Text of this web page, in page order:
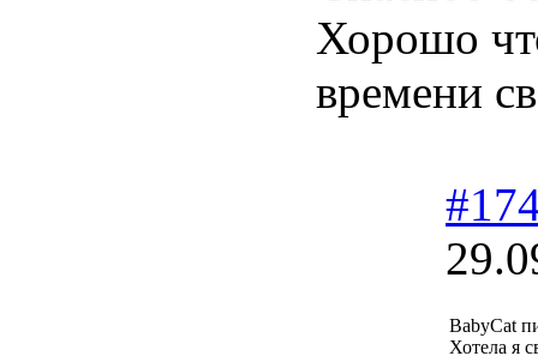
Хорошо
времени
BabyCat
Хотела я